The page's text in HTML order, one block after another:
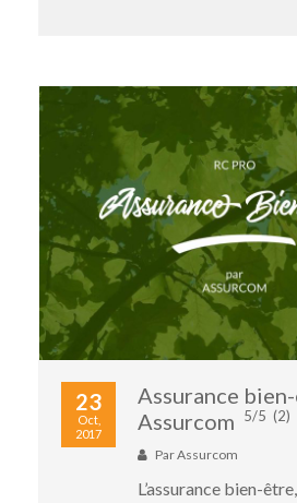
23
Oct,
2017
Assurance
Assurcom
5/5 (2)
ParAssurcom
L’assurance bien-